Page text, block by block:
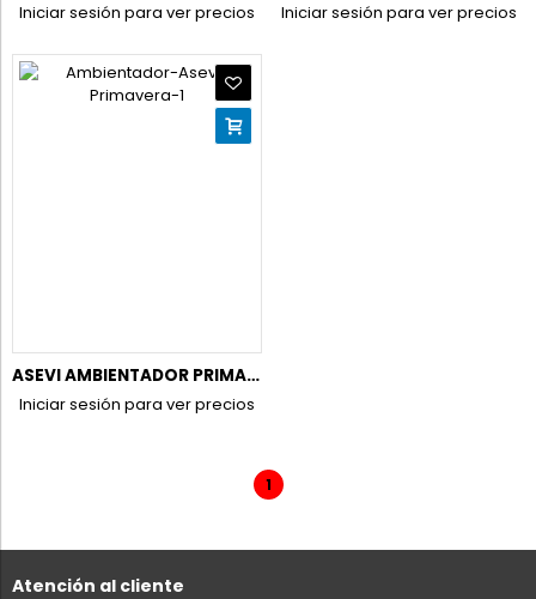
Iniciar sesión para ver precios Iniciar sesión para ver precios
ASEVI AMBIENTADOR PRIMAVERA SPRAY 400ML C/10UD
Iniciar sesión para ver precios
1
Atención al cliente